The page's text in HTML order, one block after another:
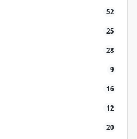
52
25
28
9
16
12
20